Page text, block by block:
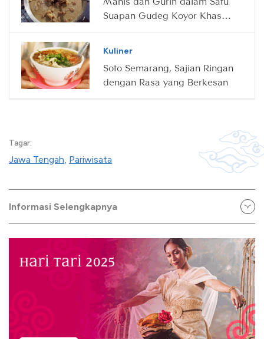
Suapan Gudeg Koyor Khas
Kuliner
Soto Semarang, Sajian Ringan
dengan Rasa yang Berkesan
Tagar:
Jawa Tengah, Pariwisata
Informasi Selengkapnya